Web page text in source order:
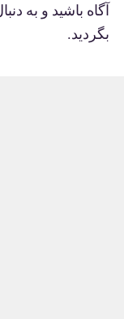
آگاه باشید و به
بگردید.